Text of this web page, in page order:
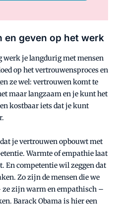
geven op het werk
werk je langdurig met mensen
op het vertrouwensproces en
ze wel: vertrouwen komt te
maar langzaam en je kunt het
kostbaar iets dat je kunt
je vertrouwen opbouwt met
Warmte of empathie laat
En competentie wil zeggen dat
Zo zijn de mensen die we
zijn warm en empathisch –
Barack Obama is hier een